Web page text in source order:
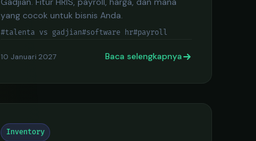
yang cocok untuk bisnis Anda.
#talenta vs gadjian#software hr#payroll
10 Januari 2027 Baca selengkapnya
Inventory